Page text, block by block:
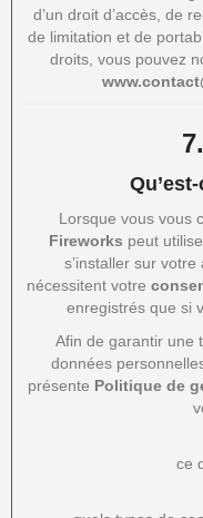
d’un droit d’accès, de
de limitation et de
droits, vous pouvez
7.
Lorsque vous vous
Fireworks peut
s’installer sur
nécessitent votre
enregistrés que si
Afin de garantir une
données
présente Politique de
ce